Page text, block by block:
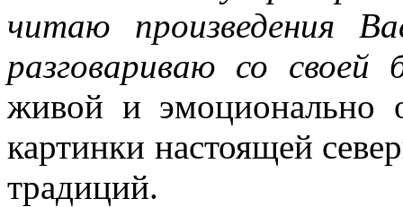
читаю произведения
разговариваю со своей
живой и эмоционально
картинки настоящей
традиций.